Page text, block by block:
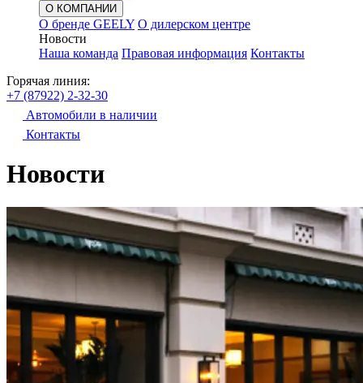
О КОМПАНИИ
О бренде GEELY О дилерском центре
Новости
Наша команда Правовая информация Контакты
Горячая линия:
+7 (87922) 2-32-30
Автомобили в наличии
Контакты
Новости